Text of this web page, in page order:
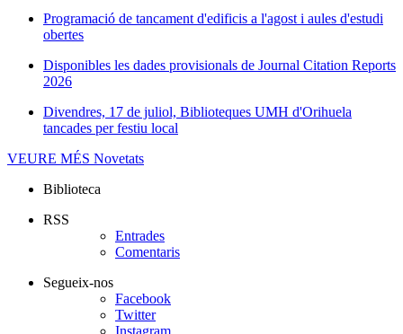
Programació de tancament d'edificis a l'agost i aules d'estudi
obertes
Disponibles les dades provisionals de Journal Citation Reports
2026
Divendres, 17 de juliol, Biblioteques UMH d'Orihuela
tancades per festiu local
VEURE MÉS Novetats
Biblioteca
RSS
Entrades
Comentaris
Segueix-nos
Facebook
Twitter